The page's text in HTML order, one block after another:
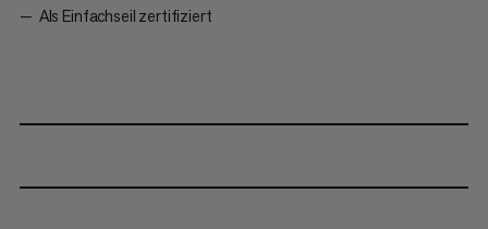
Als Einfachseil zertifiziert